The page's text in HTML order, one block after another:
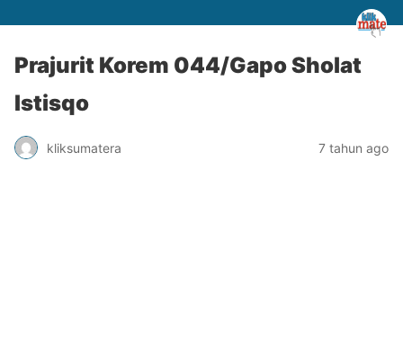
Prajurit Korem 044/Gapo Sholat
Istisqo
kliksumatera 7 tahun ago